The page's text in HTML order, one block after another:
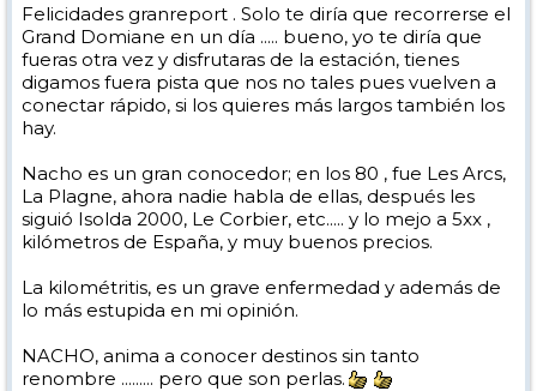
Felicidades granreport . Solo te diría que recorrerse el
Grand Domiane en un día ..... bueno, yo te diría que
fueras otra vez y disfrutaras de la estación, tienes
digamos fuera pista que nos no tales pues vuelven a
conectar rápido, si los quieres más largos también los
hay.
Nacho es un gran conocedor; en los 80 , fue Les Arcs,
La Plagne, ahora nadie habla de ellas, después les
siguió Isolda 2000, Le Corbier, etc..... y lo mejo a 5xx ,
kilómetros de España, y muy buenos precios.
La kilométritis, es un grave enfermedad y además de
lo más estupida en mi opinión.
NACHO, anima a conocer destinos sin tanto
renombre ......... pero que son perlas.